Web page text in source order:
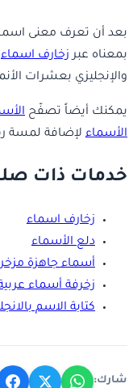
بعد أن تعرف معنى
بمعناه عبرزخارف اسماء
والإنجليزي بعشرات
يمكنك أيضاً تصفّح
الأسماء لإضافة لمسة
خدمات ذات
زخارف اسماء
دلع الأسماء
أسماء جاهزة
زخرفة أسماء
كتابة الاسم
شارك: